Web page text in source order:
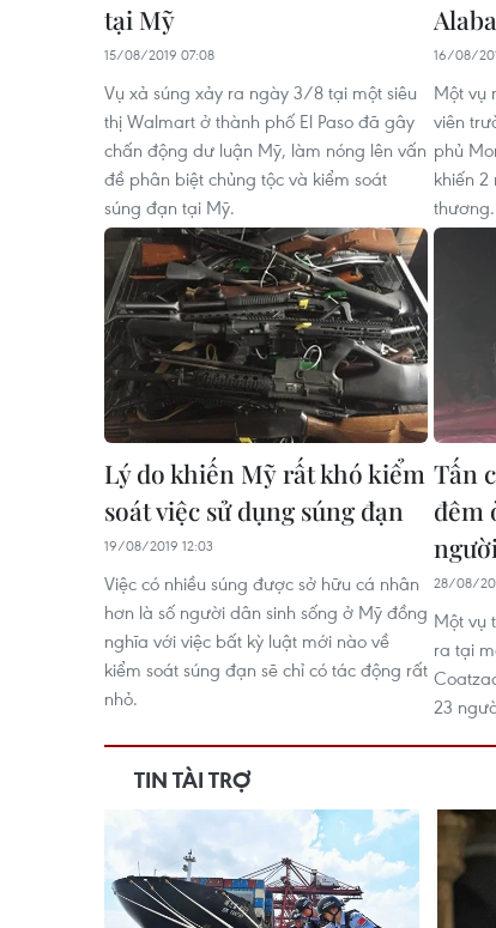
tại Mỹ
15/08/2019 07:08
Vụ xả súng xảy ra ngày 3/8 tại một siêu
thị Walmart ở thành phố El Paso đã gây
chấn động dư luận Mỹ, làm nóng lên vấn
đề phân biệt chủng tộc và kiểm soát
súng đạn tại Mỹ.
16/08/
Một vụ
viên
phủ
khiến
thương.
Lý do khiến Mỹ rất khó kiểm
soát việc sử dụng súng đạn
19/08/2019 12:03
Việc có nhiều súng được sở hữu cá nhân
hơn là số người dân sinh sống ở Mỹ đồng
nghĩa với việc bất kỳ luật mới nào về
kiểm soát súng đạn sẽ chỉ có tác động rất
nhỏ.
Tấn
đêm
28/08/
Một vụ
ra tại
23